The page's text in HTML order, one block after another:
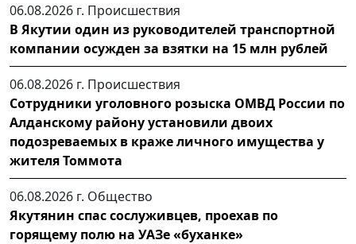
06.08.2026 г. Происшествия
В Якутии один из руководителей транспортной
компании осужден за взятки на 15 млн рублей
06.08.2026 г. Происшествия
Сотрудники уголовного розыска ОМВД России по
Алданскому району установили двоих
подозреваемых в краже личного имущества у
жителя Томмота
06.08.2026 г. Общество
Якутянин спас сослуживцев, проехав по
горящему полю на УАЗе «буханке»